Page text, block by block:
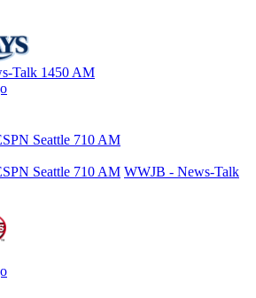
Talk 1450 AM
Seattle 710 AM
Seattle 710 AM WWJB - News-Talk